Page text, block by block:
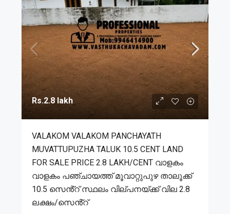
Rs.2.8 lakh
VALAKOM VALAKOM PANCHAYATH
MUVATTUPUZHA TALUK 10.5 CENT LAND
FOR SALE PRICE 2.8 LAKH/CENT വാളകം
വാളകം പഞ്ചായത്ത് മൂവാറ്റുപുഴ താലൂക്ക്
10.5 സെൻ്റ് സ്ഥലം വില്പനയ്ക്ക് വില 2.8
ലക്ഷം/സെൻ്റ്